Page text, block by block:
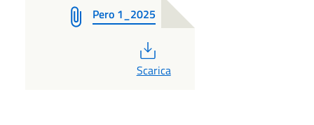
Pero 1_2025
PDF
Scarica